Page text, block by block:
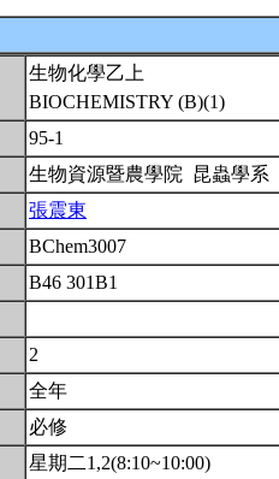
生物化學乙上
BIOCHEMISTRY (B)(1)
95-1
生物資源暨農學院 昆蟲學系
張震東
BChem3007
B46 301B1
2
全年
必修
星期二1,2(8:10~10:00)